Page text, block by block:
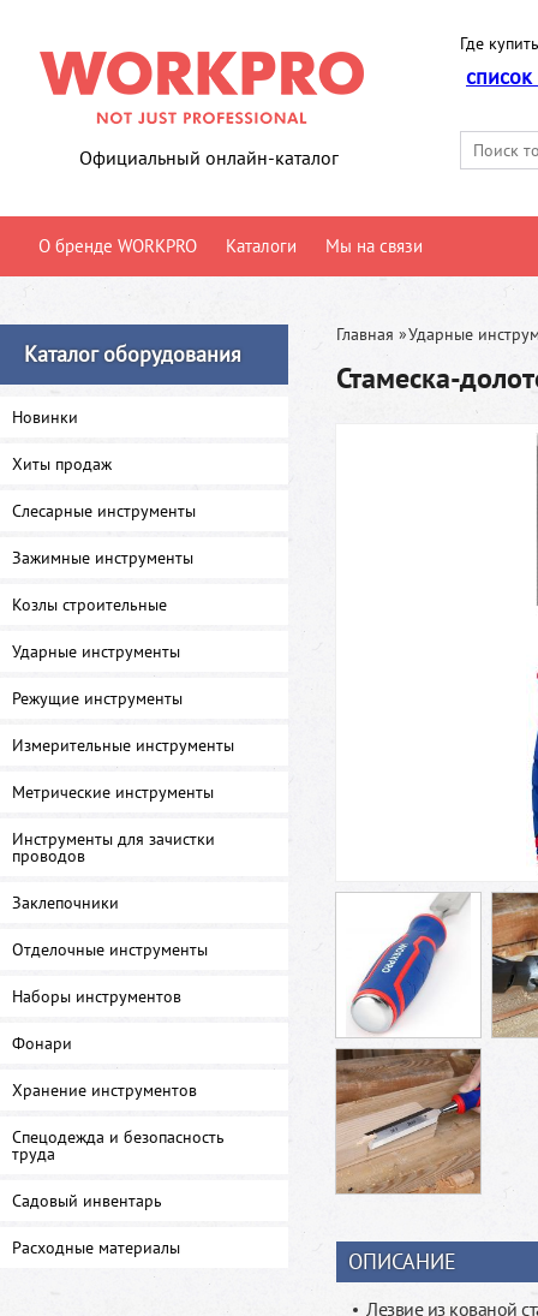
Официальный онлайн-каталог
Где
О бренде WORKPRO Каталоги Мы на связи
Каталог оборудования
Новинки
Хиты продаж
Слесарные инструменты
Зажимные инструменты
Козлы строительные
Ударные инструменты
Режущие инструменты
Измерительные инструменты
Метрические инструменты
Инструменты для зачистки
проводов
Заклепочники
Отделочные инструменты
Наборы инструментов
Фонари
Хранение инструментов
Спецодежда и безопасность
труда
Садовый инвентарь
Расходные материалы
Главная »Ударные
Стамеска-
ОПИСАНИЕ
Лезвие из кованой